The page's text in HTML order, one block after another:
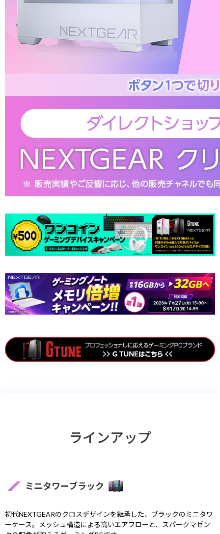
ラインアップ
ミニタワーブラック
初代NEXTGEARのクロスデザインを継承した、ブラックのミニタワ
ーケース。メッシュ構造による高いエアフローと、スパークマゼン